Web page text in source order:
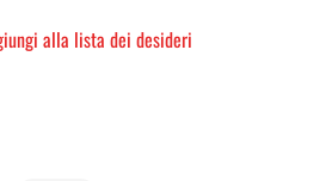
alla lista dei desideri